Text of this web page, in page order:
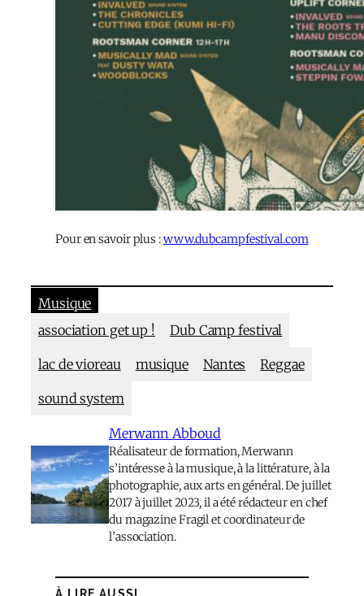
Pour en savoir plus :www.dubcampfestival.com
Musique
association get up !
Dub Camp festival
lac de vioreau musique Nantes Reggae
sound system
Merwann Abboud
Réalisateur de formation, Merwann
s’intéresse à la musique, à la littérature, à la
photographie, aux arts en général. De juillet
2017 à juillet 2023, il a été rédacteur en chef
du magazine Fragil et coordinateur de
l’association.